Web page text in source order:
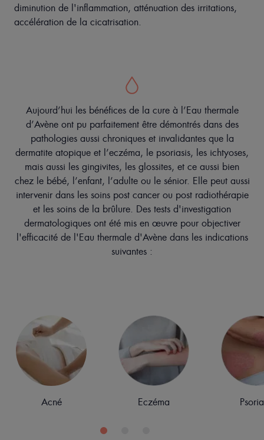
diminution de l'inflammation, atténuation des irritations,
accélération de la cicatrisation.
Aujourd’hui les bénéfices de la cure à l’Eau thermale
d’Avène ont pu parfaitement être démontrés dans des
pathologies aussi chroniques et invalidantes que la
dermatite atopique et l’eczéma, le psoriasis, les ichtyoses,
mais aussi les gingivites, les glossites, et ce aussi bien
chez le bébé, l’enfant, l’adulte ou le sénior. Elle peut aussi
intervenir dans les soins post cancer ou post radiothérapie
et les soins de la brûlure. Des tests d'investigation
dermatologiques ont été mis en œuvre pour objectiver
l'efficacité de l'Eau thermale d'Avène dans les indications
suivantes :
Eczéma Psoriasis Séquelles